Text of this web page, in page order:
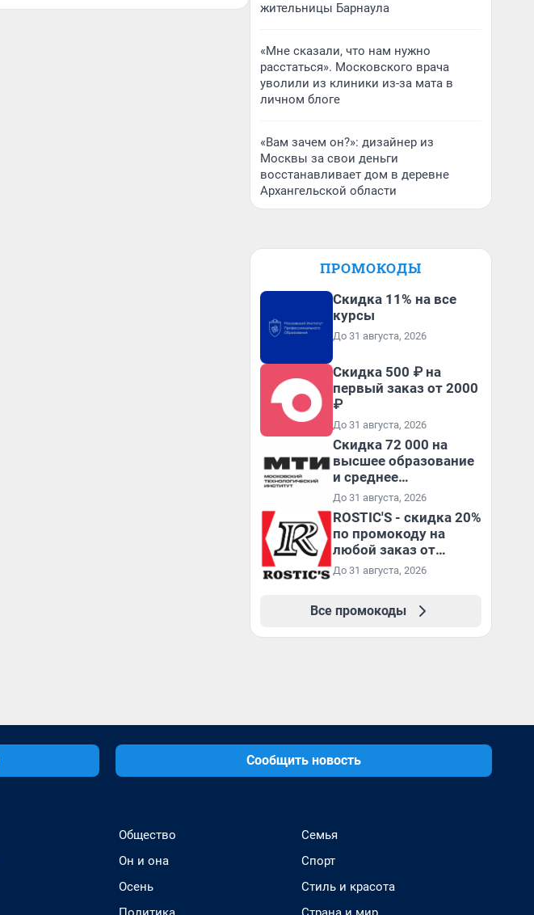
жительницы Барнаула
«Мне сказали, что нам нужно
расстаться». Московского врача
уволили из клиники из-за мата в
личном блоге
«Вам зачем он?»: дизайнер из
Москвы за свои деньги
восстанавливает дом в деревне
Архангельской области
ПРОМОКОДЫ
Скидка 11% на все
курсы
До 31 августа, 2026
Скидка 500 ₽ на
первый заказ от 2000
₽
До 31 августа, 2026
Скидка 72 000 на
высшее образование
и среднее
специальное
образование в
первый год обучения
До 31 августа, 2026
ROSTIC'S - скидка 20%
по промокоду на
любой заказ от
3199₽!
До 31 августа, 2026
Все промокоды
Сообщить новость
Общество
Он и она
Осень
Семья
Спорт
Стиль и красота